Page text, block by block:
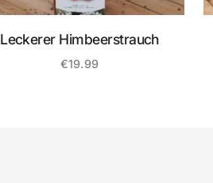
Leckerer Himbeerstrauch
€19.99